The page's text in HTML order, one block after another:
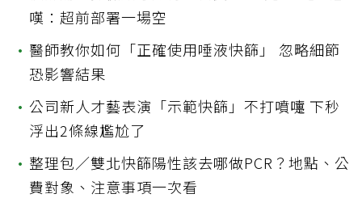
嘆：超前部署一場空
• 醫師教你如何「正確使用唾液快篩」 忽略細節
恐影響結果
• 公司新人才藝表演「示範快篩」不打噴嚏 下秒
浮出2條線尷尬了
• 整理包／雙北快篩陽性該去哪做PCR？地點、公
費對象、注意事項一次看